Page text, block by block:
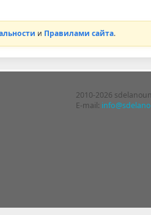
и Правилами сайта.
2010-2026
E-mail: